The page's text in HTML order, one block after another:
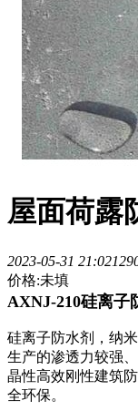
屋面荷露
2023-05-31 21:02129
价格:未填
AXNJ-210硅离子
硅离子防水剂，纳
生产的渗透力较强
晶性高效刚性建筑
全环保。